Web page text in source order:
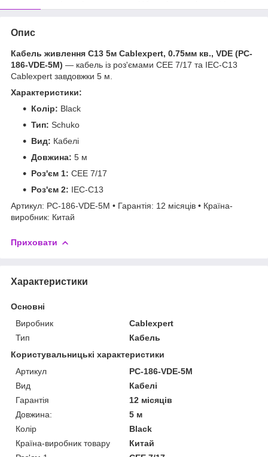
Опис
Кабель живлення C13 5м Cablexpert, 0.75мм кв., VDE (PC-
186-VDE-5M) — кабель із роз'ємами CEE 7/17 та IEC-C13
Cablexpert завдовжки 5 м.
Характеристики:
Колір: Black
Тип: Schuko
Вид: Кабелі
Довжина: 5 м
Роз'єм 1: CEE 7/17
Роз'єм 2: IEC-C13
Артикул: PC-186-VDE-5M • Гарантія: 12 місяців • Країна-
виробник: Китай
Приховати
Характеристики
Основні
Виробник
Cablexpert
Тип
Кабель
Користувальницькі характеристики
Артикул
PC-186-VDE-5M
Вид
Кабелі
Гарантія
12 місяців
Довжина:
5 м
Колір
Black
Країна-виробник товару
Китай